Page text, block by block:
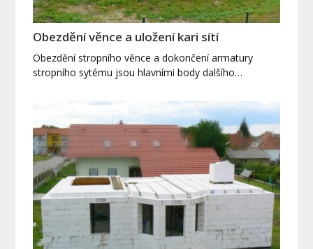
Obezdění věnce a uložení kari sítí
Obezdění stropního věnce a dokončení armatury
stropního sytému jsou hlavními body dalšího…